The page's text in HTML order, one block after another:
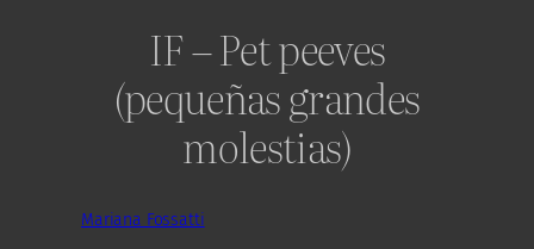
IF – Pet peeves
(pequeñas grandes
molestias)
Mariana Fossatti